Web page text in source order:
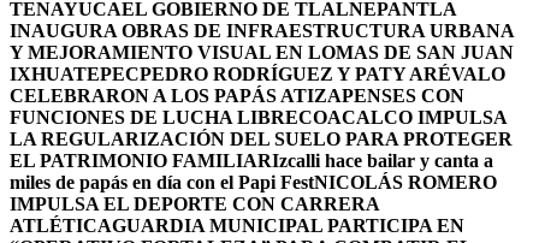
TENAYUCAEL GOBIERNO DE TLALNEPANTLA
INAUGURA OBRAS DE INFRAESTRUCTURA URBANA
Y MEJORAMIENTO VISUAL EN LOMAS DE SAN JUAN
IXHUATEPECPEDRO RODRÍGUEZ Y PATY ARÉVALO
CELEBRARON A LOS PAPÁS ATIZAPENSES CON
FUNCIONES DE LUCHA LIBRECOACALCO IMPULSA
LA REGULARIZACIÓN DEL SUELO PARA PROTEGER
EL PATRIMONIO FAMILIARIzcalli hace bailar y canta a
miles de papás en día con el Papi FestNICOLÁS ROMERO
IMPULSA EL DEPORTE CON CARRERA
ATLÉTICAGUARDIA MUNICIPAL PARTICIPA EN